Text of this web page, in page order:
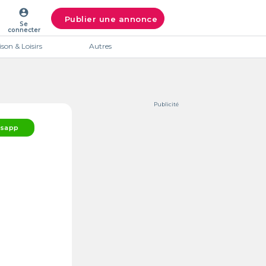
account_circle
Se
connecter
Publier une annonce
& Loisirs Autres
Publicité